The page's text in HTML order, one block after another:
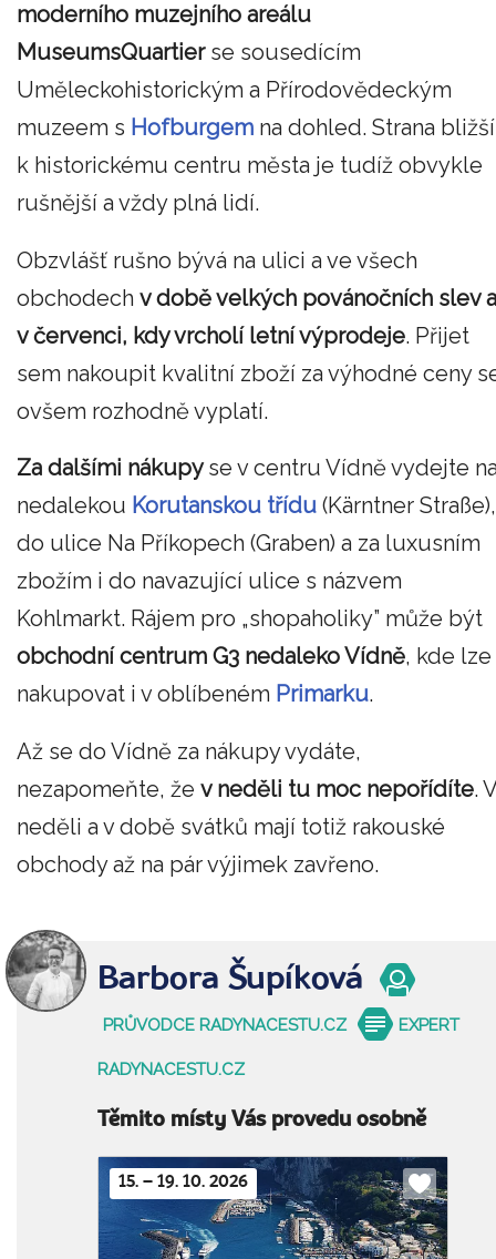
moderního muzejního areálu
MuseumsQuartierse sousedícím
Uměleckohistorickým a Přírodovědeckým
muzeem s Hofburgem na dohled. Strana bližší
k historickému centru města je tudíž obvykle
rušnější a vždy plná lidí.
Obzvlášť rušno bývá na ulici a ve všech
obchodech v době velkých povánočních slev a
v červenci, kdy vrcholí letní výprodeje. Přijet
sem nakoupit kvalitní zboží za výhodné ceny
ovšem rozhodně vyplatí.
Za dalšími nákupyse v centru Vídně vydejte
nedalekou Korutanskou třídu (Kärntner Straße),
do ulice Na Příkopech (Graben) a za luxusním
zbožím i do navazující ulice s názvem
Kohlmarkt. Rájem pro „shopaholiky” může být
obchodní centrum G3 nedaleko Vídně, kde lze
nakupovat i v oblíbeném Primarku.
Až se do Vídně za nákupy vydáte,
nezapomeňte, že v neděli tu moc nepořídíte. V
neděli a v době svátků mají totiž rakouské
obchody až na pár výjimek zavřeno.
Barbora Šupíková
PRŮVODCE RADYNACESTU.CZ EXPERT
RADYNACESTU.CZ
Těmito místy Vás provedu osobně
15. – 19. 10. 2026
Do
oblíbených